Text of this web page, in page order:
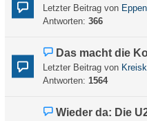
Letzter Beitrag von
Antworten: 366
Das macht die
Letzter Beitrag von
Antworten: 1564
Wieder da: Die